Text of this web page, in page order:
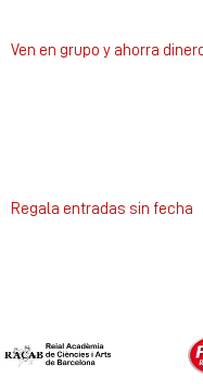
Ven en grupo y ahorra
Regala entradas sin fecha